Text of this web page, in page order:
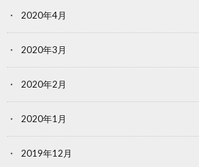
2020年4月
2020年3月
2020年2月
2020年1月
2019年12月